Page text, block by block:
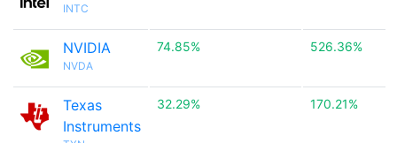
INTC
NVIDIA
NVDA
74.85% 526.36%
Texas
Instruments
32.29% 170.21%